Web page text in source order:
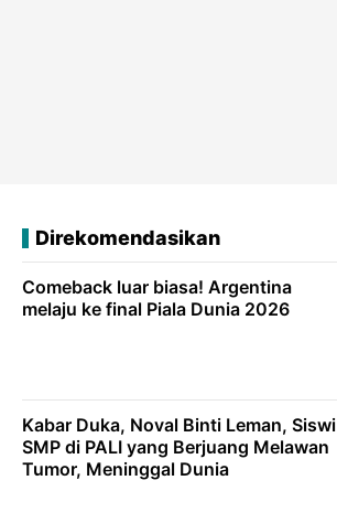
Direkomendasikan
Comeback luar biasa! Argentina
melaju ke final Piala Dunia 2026
Kabar Duka, Noval Binti Leman, Siswi
SMP di PALI yang Berjuang Melawan
Tumor, Meninggal Dunia